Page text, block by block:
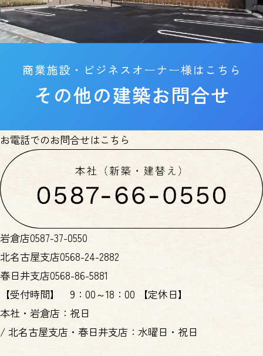
お電話でのお問合せはこちら
岩倉店0587-37-0550
北名古屋支店0568-24-2882
春日井支店0568-86-5881
【受付時間】
9：00～18：00
【定休日】
本社・岩倉店：祝日
/ 北名古屋支店・春日井支店：水曜日・祝日